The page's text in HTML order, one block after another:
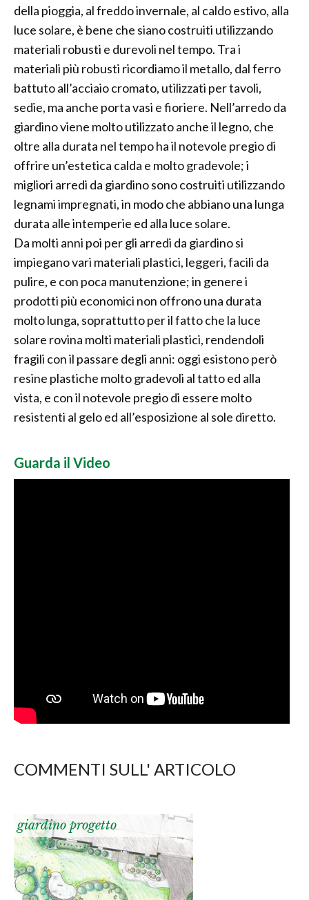
della pioggia, al freddo invernale, al caldo estivo, alla
luce solare, è bene che siano costruiti utilizzando
materiali robusti e durevoli nel tempo. Tra i
materiali più robusti ricordiamo il metallo, dal ferro
battuto all’acciaio cromato, utilizzati per tavoli,
sedie, ma anche porta vasi e fioriere. Nell’arredo da
giardino viene molto utilizzato anche il legno, che
oltre alla durata nel tempo ha il notevole pregio di
offrire un’estetica calda e molto gradevole; i
migliori arredi da giardino sono costruiti utilizzando
legnami impregnati, in modo che abbiano una lunga
durata alle intemperie ed alla luce solare.
Da molti anni poi per gli arredi da giardino si
impiegano vari materiali plastici, leggeri, facili da
pulire, e con poca manutenzione; in genere i
prodotti più economici non offrono una durata
molto lunga, soprattutto per il fatto che la luce
solare rovina molti materiali plastici, rendendoli
fragili con il passare degli anni: oggi esistono però
resine plastiche molto gradevoli al tatto ed alla
vista, e con il notevole pregio di essere molto
resistenti al gelo ed all’esposizione al sole diretto.
Guarda il Video
COMMENTI SULL' ARTICOLO
giardino progetto